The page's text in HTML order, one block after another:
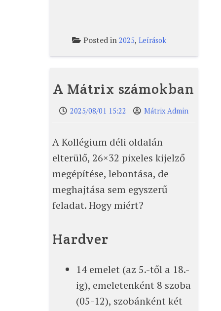
Posted in 2025, Leírások
A Mátrix számokban
2025/08/01 15:22 Mátrix Admin
A Kollégium déli oldalán
elterülő, 26×32 pixeles kijelző
megépítése, lebontása, de
meghajtása sem egyszerű
feladat. Hogy miért?
Hardver
14 emelet (az 5.-től a 18.-
ig), emeletenként 8 szoba
(05-12), szobánként két